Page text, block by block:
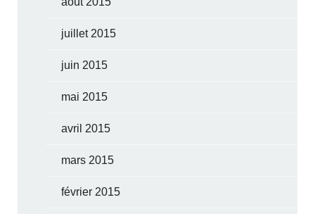
juillet 2015
juin 2015
mai 2015
avril 2015
mars 2015
février 2015